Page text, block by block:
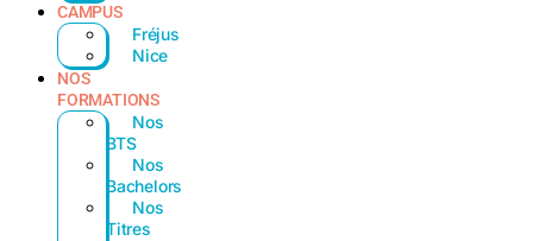
CAMPUS
Fréjus
Nice
NOS
FORMATIONS
Nos
BTS
Nos
Bachelors
Nos
Titres